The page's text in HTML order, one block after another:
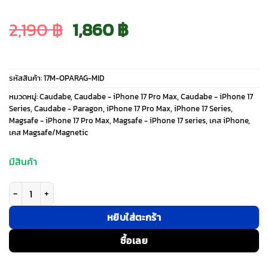
2,190฿ Original
price
was:
2,190 ฿.
1,860฿Current
price
is:
1,860 ฿.
รหัสสินค้า:17M-OPARAG-MID
หมวดหมู่:Caudabe, Caudabe - iPhone 17 Pro Max, Caudabe - iPhone 17
Series, Caudabe - Paragon, iPhone 17 Pro Max, iPhone 17 Series,
Magsafe - iPhone 17 Pro Max, Magsafe - iPhone 17 series, เคส iPhone,
เคส Magsafe/Magnetic
มีสินค้า
จำนวน Caudabe รุ่น Paragon (Open) - เคส iPhone 17 Pro Max - สี
หยิบใส่ตะกร้า
ซื้อเลย